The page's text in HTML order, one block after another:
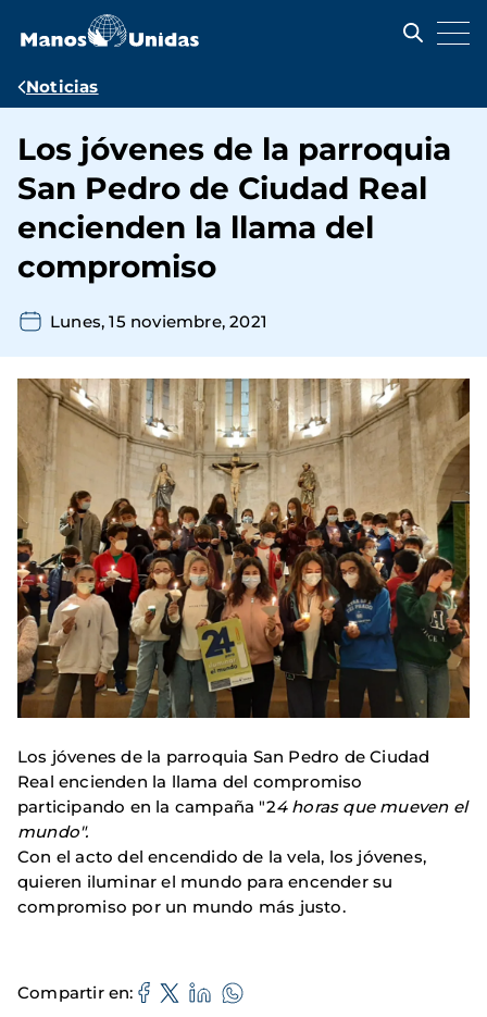
contenido
Ruta
navegación
Noticias
Los jóvenes de la parroquia
San Pedro de Ciudad Real
encienden la llama del
compromiso
Lunes, 15 noviembre, 2021
Los jóvenes de la parroquia San Pedro de Ciudad
Real encienden la llama del compromiso
participando en la campaña "24 horas que mueven el
mundo".
Con el acto del encendido de la vela, los jóvenes,
quieren iluminar el mundo para encender su
compromiso por un mundo más justo.
Compartir en